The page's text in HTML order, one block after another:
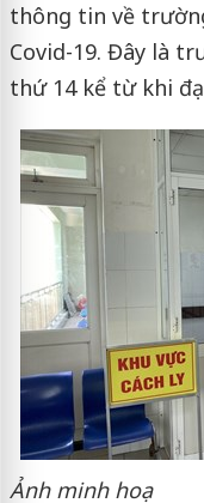
thông tin về
Covid-19. Đây là
thứ 14 kể từ khi
Ảnh minh hoạ